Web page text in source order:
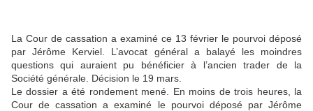
La Cour de cassation a examiné ce 13 février le pourvoi déposé
par Jérôme Kerviel. L’avocat général a balayé les moindres
questions qui auraient pu bénéficier à l’ancien trader de la
Société générale. Décision le 19 mars.
Le dossier a été rondement mené. En moins de trois heures, la
Cour de cassation a examiné le pourvoi déposé par Jérôme